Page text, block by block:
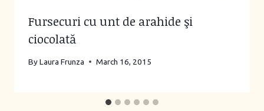
Fursecuri cu unt de arahide şi
ciocolată
ByLaura Frunza March 16, 2015